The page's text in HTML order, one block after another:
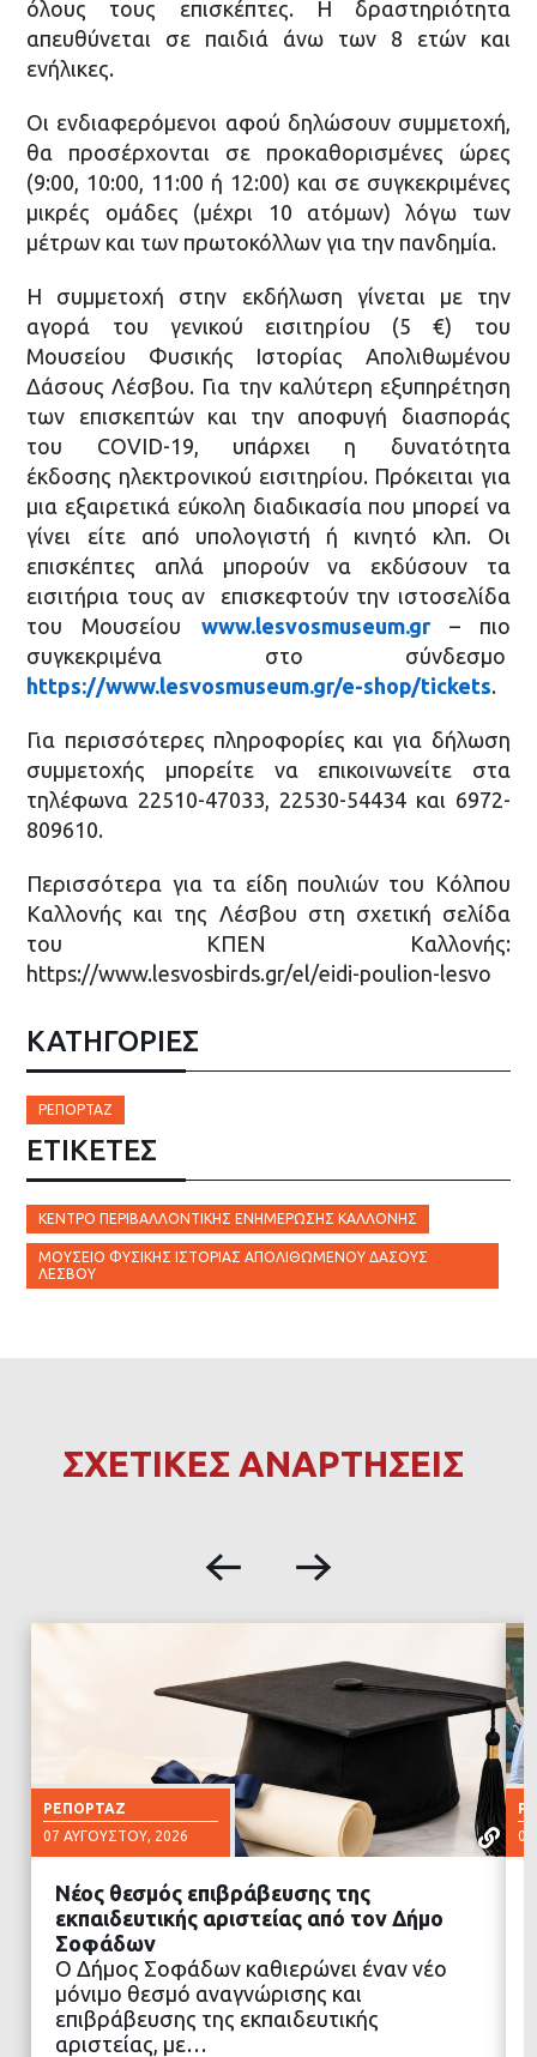
όλους τους επισκέπτες. Η δραστηριότητα
απευθύνεται σε παιδιά άνω των 8 ετών και
ενήλικες.
Οι ενδιαφερόμενοι αφού δηλώσουν συμμετοχή,
θα προσέρχονται σε προκαθορισμένες ώρες
(9:00, 10:00, 11:00 ή 12:00) και σε συγκεκριμένες
μικρές ομάδες (μέχρι 10 ατόμων) λόγω των
μέτρων και των πρωτοκόλλων για την πανδημία.
Η συμμετοχή στην εκδήλωση γίνεται με την
αγορά του γενικού εισιτηρίου (5 €) του
Μουσείου Φυσικής Ιστορίας Απολιθωμένου
Δάσους Λέσβου. Για την καλύτερη εξυπηρέτηση
των επισκεπτών και την αποφυγή διασποράς
του COVID-19, υπάρχει η δυνατότητα
έκδοσης ηλεκτρονικού εισιτηρίου. Πρόκειται για
μια εξαιρετικά εύκολη διαδικασία που μπορεί να
γίνει είτε από υπολογιστή ή κινητό κλπ. Οι
επισκέπτες απλά μπορούν να εκδύσουν τα
εισιτήρια τους αν επισκεφτούν την ιστοσελίδα
του Μουσείου www.lesvosmuseum.gr– πιο
συγκεκριμένα στο σύνδεσμο
https://www.lesvosmuseum.gr/e-shop/tickets.
Για περισσότερες πληροφορίες και για δήλωση
συμμετοχής μπορείτε να επικοινωνείτε στα
τηλέφωνα 22510-47033, 22530-54434 και 6972-
809610.
Περισσότερα για τα είδη πουλιών του Κόλπου
Καλλονής και της Λέσβου στη σχετική σελίδα
του ΚΠΕΝ Καλλονής:
https://www.lesvosbirds.gr/el/eidi-poulion-lesvo
ΚΑΤΗΓΟΡΙΕΣ
ΡΕΠΟΡΤΆΖ
ΕΤΙΚΈΤΕΣ
ΚΈΝΤΡΟ ΠΕΡΙΒΑΛΛΟΝΤΙΚΉΣ ΕΝΗΜΈΡΩΣΗΣ ΚΑΛΛΟΝΉΣ
ΜΟΥΣΕΊΟ ΦΥΣΙΚΉΣ ΙΣΤΟΡΊΑΣ ΑΠΟΛΙΘΩΜΈΝΟΥ ΔΆΣΟΥΣ
ΛΈΣΒΟΥ
ΣΧΕΤΙΚΕΣ ΑΝΑΡΤΗΣΕΙΣ
ΡΕΠΟΡΤΆΖ
07 ΑΥΓΟΎΣΤΟΥ, 2026
ΔΙΑΒΑΣΤΕ ΠΕΡΙΣΣΟΤΕΡΑ
Νέος θεσμός επιβράβευσης της
εκπαιδευτικής αριστείας από τον Δήμο
Σοφάδων
Ο Δήμος Σοφάδων καθιερώνει έναν νέο
μόνιμο θεσμό αναγνώρισης και
επιβράβευσης της εκπαιδευτικής
αριστείας, με…